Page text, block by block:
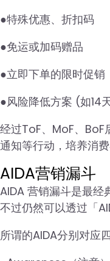
●特殊优惠、折扣码
●免运或加码赠品
●立即下单的限时促销
●风险降低方案 (如14
经过ToF、MoF、
通知等行动，培养消费
AIDA营销漏斗
AIDA 营销漏斗是最经
不过仍然可以透过「
所谓的AIDA分别对应